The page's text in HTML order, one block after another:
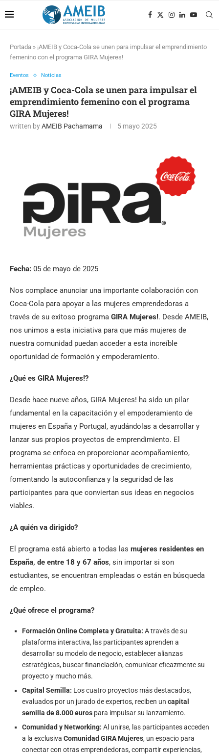
Portada » ¡AMEIB y Coca-Cola se unen para impulsar el emprendimiento
femenino con el programa GIRA Mujeres!
Eventos Noticias
¡AMEIB y Coca-Cola se unen para impulsar el
emprendimiento femenino con el programa
GIRA Mujeres!
written byAMEIB Pachamama 5 mayo 2025
Fecha: 05 de mayo de 2025
Nos complace anunciar una importante colaboración con
Coca-Cola para apoyar a las mujeres emprendedoras a
través de su exitoso programa GIRA Mujeres!. Desde AMEIB,
nos unimos a esta iniciativa para que más mujeres de
nuestra comunidad puedan acceder a esta increíble
oportunidad de formación y empoderamiento.
¿Qué es GIRA Mujeres!?
Desde hace nueve años, GIRA Mujeres! ha sido un pilar
fundamental en la capacitación y el empoderamiento de
mujeres en España y Portugal, ayudándolas a desarrollar y
lanzar sus propios proyectos de emprendimiento. El
programa se enfoca en proporcionar acompañamiento,
herramientas prácticas y oportunidades de crecimiento,
fomentando la autoconfianza y la seguridad de las
participantes para que conviertan sus ideas en negocios
viables.
¿A quién va dirigido?
El programa está abierto a todas las mujeres residentes en
España, de entre 18 y 67 años, sin importar si son
estudiantes, se encuentran empleadas o están en búsqueda
de empleo.
¿Qué ofrece el programa?
Formación Online Completa y Gratuita: A través de su
plataforma interactiva, las participantes aprenden a
desarrollar su modelo de negocio, establecer alianzas
estratégicas, buscar financiación, comunicar eficazmente su
proyecto y mucho más.
Capital Semilla: Los cuatro proyectos más destacados,
evaluados por un jurado de expertos, reciben un capital
semilla de 8.000 euros para impulsar su lanzamiento.
Comunidad y Networking: Al unirse, las participantes acceden
a la exclusiva Comunidad GIRA Mujeres, un espacio para
conectar con otras emprendedoras, compartir experiencias,